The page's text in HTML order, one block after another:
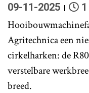
09-11-2025
Agritechnica een
cirkelharken: de
verstelbare
breed.